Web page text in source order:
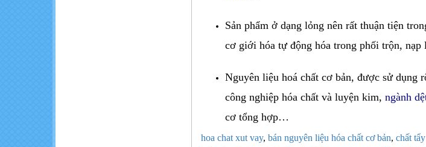
Sản phẩm ở dạng lỏng nên rất thuận tiện
cơ giới hóa tự động hóa trong phối trộn,
Nguyên liệu hoá chất cơ bản, được sử dụng
công nghiệp hóa chất và luyện kim,ngành
cơ tổng hợp…
hoa chat xut vay,bán nguyên liệu hóa chất cơ bản,chất